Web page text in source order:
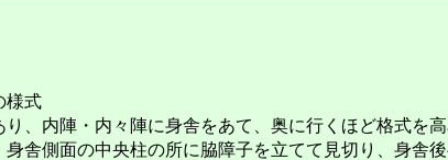
様式
、内陣・内々陣に身舎をあて、奥に行くほど格式を
舎側面の中央柱の所に脇障子を立てて見切り、身舎